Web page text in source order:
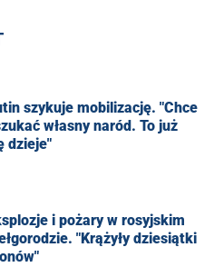
szykuje mobilizację. "Chce
własny naród. To już
dzieje"
i pożary w rosyjskim
"Krążyły dziesiątki